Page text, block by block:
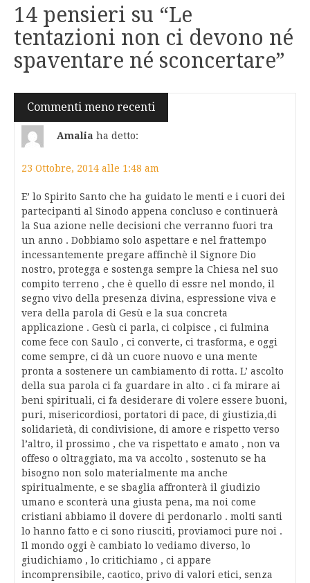
14 pensieri su “Le
tentazioni non ci devono né
spaventare né sconcertare”
Navigazione
commenti
Commenti meno recenti
Amalia ha detto:
23 Ottobre, 2014 alle 1:48 am
E’ lo Spirito Santo che ha guidato le menti e i cuori dei
partecipanti al Sinodo appena concluso e continuerà
la Sua azione nelle decisioni che verranno fuori tra
un anno . Dobbiamo solo aspettare e nel frattempo
incessantemente pregare affinchè il Signore Dio
nostro, protegga e sostenga sempre la Chiesa nel suo
compito terreno , che è quello di essre nel mondo, il
segno vivo della presenza divina, espressione viva e
vera della parola di Gesù e la sua concreta
applicazione . Gesù ci parla, ci colpisce , ci fulmina
come fece con Saulo , ci converte, ci trasforma, e oggi
come sempre, ci dà un cuore nuovo e una mente
pronta a sostenere un cambiamento di rotta. L’ ascolto
della sua parola ci fa guardare in alto . ci fa mirare ai
beni spirituali, ci fa desiderare di volere essere buoni,
puri, misericordiosi, portatori di pace, di giustizia,di
solidarietà, di condivisione, di amore e rispetto verso
l’altro, il prossimo , che va rispettato e amato , non va
offeso o oltraggiato, ma va accolto , sostenuto se ha
bisogno non solo materialmente ma anche
spiritualmente, e se sbaglia affronterà il giudizio
umano e sconterà una giusta pena, ma noi come
cristiani abbiamo il dovere di perdonarlo . molti santi
lo hanno fatto e ci sono riusciti, proviamoci pure noi .
Il mondo oggi è cambiato lo vediamo diverso, lo
giudichiamo , lo critichiamo , ci appare
incomprensibile, caotico, privo di valori etici, senza